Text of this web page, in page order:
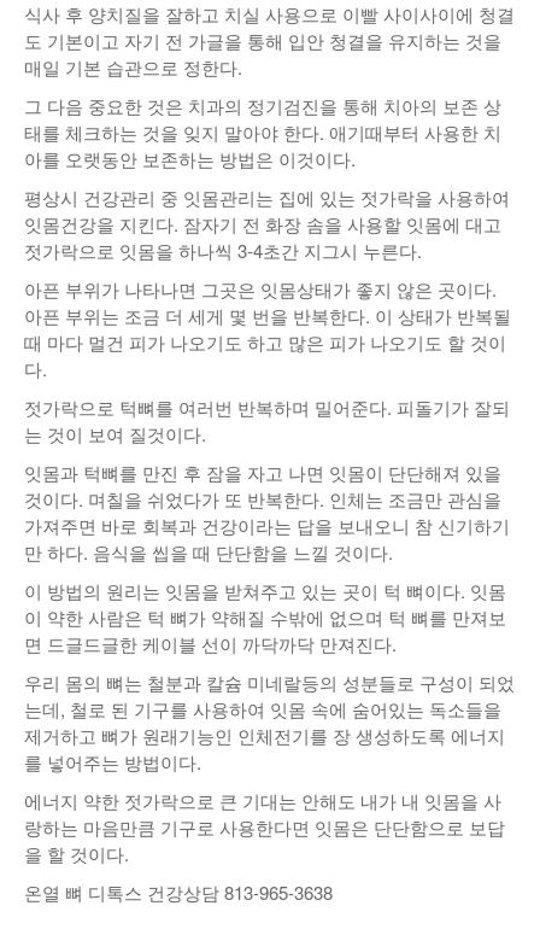
식사 후 양치질을 잘하고 치실 사용으로 이빨 사이사이에 청결
도 기본이고 자기 전 가글을 통해 입안 청결을 유지하는 것을
매일 기본 습관으로 정한다.
그 다음 중요한 것은 치과의 정기검진을 통해 치아의 보존 상
태를 체크하는 것을 잊지 말아야 한다. 애기때부터 사용한 치
아를 오랫동안 보존하는 방법은 이것이다.
평상시 건강관리 중 잇몸관리는 집에 있는 젓가락을 사용하여
잇몸건강을 지킨다. 잠자기 전 화장 솜을 사용할 잇몸에 대고
젓가락으로 잇몸을 하나씩 3-4초간 지그시 누른다.
아픈 부위가 나타나면 그곳은 잇몸상태가 좋지 않은 곳이다.
아픈 부위는 조금 더 세게 몇 번을 반복한다. 이 상태가 반복될
때 마다 멀건 피가 나오기도 하고 많은 피가 나오기도 할 것이
다.
젓가락으로 턱뼈를 여러번 반복하며 밀어준다. 피돌기가 잘되
는 것이 보여 질것이다.
잇몸과 턱뼈를 만진 후 잠을 자고 나면 잇몸이 단단해져 있을
것이다. 며칠을 쉬었다가 또 반복한다. 인체는 조금만 관심을
가져주면 바로 회복과 건강이라는 답을 보내오니 참 신기하기
만 하다. 음식을 씹을 때 단단함을 느낄 것이다.
이 방법의 원리는 잇몸을 받쳐주고 있는 곳이 턱 뼈이다. 잇몸
이 약한 사람은 턱 뼈가 약해질 수밖에 없으며 턱 뼈를 만져보
면 드글드글한 케이블 선이 까닥까닥 만져진다.
우리 몸의 뼈는 철분과 칼슘 미네랄등의 성분들로 구성이 되었
는데, 철로 된 기구를 사용하여 잇몸 속에 숨어있는 독소들을
제거하고 뼈가 원래기능인 인체전기를 장 생성하도록 에너지
를 넣어주는 방법이다.
에너지 약한 젓가락으로 큰 기대는 안해도 내가 내 잇몸을 사
랑하는 마음만큼 기구로 사용한다면 잇몸은 단단함으로 보답
을 할 것이다.
온열 뼈 디톡스 건강상담 813-965-3638